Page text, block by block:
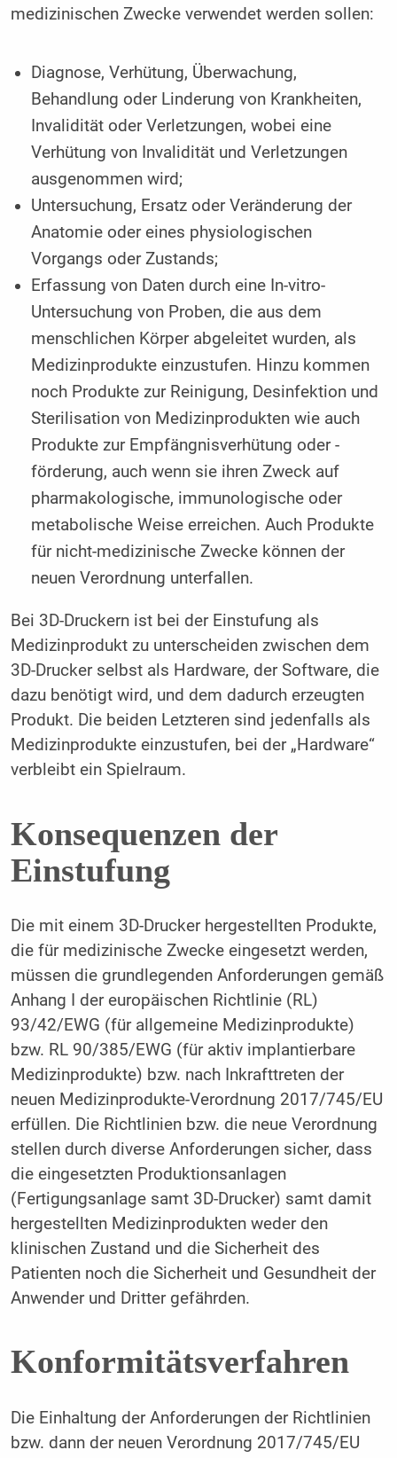
medizinischen Zwecke verwendet werden sollen:
Diagnose, Verhütung, Überwachung,
Behandlung oder Linderung von Krankheiten,
Invalidität oder Verletzungen, wobei eine
Verhütung von Invalidität und Verletzungen
ausgenommen wird;
Untersuchung, Ersatz oder Veränderung der
Anatomie oder eines physiologischen
Vorgangs oder Zustands;
Erfassung von Daten durch eine In-vitro-
Untersuchung von Proben, die aus dem
menschlichen Körper abgeleitet wurden, als
Medizinprodukte einzustufen. Hinzu kommen
noch Produkte zur Reinigung, Desinfektion und
Sterilisation von Medizinprodukten wie auch
Produkte zur Empfängnisverhütung oder -
förderung, auch wenn sie ihren Zweck auf
pharmakologische, immunologische oder
metabolische Weise erreichen. Auch Produkte
für nicht-medizinische Zwecke können der
neuen Verordnung unterfallen.
Bei 3D-Druckern ist bei der Einstufung als
Medizinprodukt zu unterscheiden zwischen dem
3D-Drucker selbst als Hardware, der Software, die
dazu benötigt wird, und dem dadurch erzeugten
Produkt. Die beiden Letzteren sind jedenfalls als
Medizinprodukte einzustufen, bei der „Hardware“
verbleibt ein Spielraum.
Konsequenzen der
Einstufung
Die mit einem 3D-Drucker hergestellten Produkte,
die für medizinische Zwecke eingesetzt werden,
müssen die grundlegenden Anforderungen gemäß
Anhang I der europäischen Richtlinie (RL)
93/42/EWG (für allgemeine Medizinprodukte)
bzw. RL 90/385/EWG (für aktiv implantierbare
Medizinprodukte) bzw. nach Inkrafttreten der
neuen Medizinprodukte-Verordnung 2017/745/EU
erfüllen. Die Richtlinien bzw. die neue Verordnung
stellen durch diverse Anforderungen sicher, dass
die eingesetzten Produktionsanlagen
(Fertigungsanlage samt 3D-Drucker) samt damit
hergestellten Medizinprodukten weder den
klinischen Zustand und die Sicherheit des
Patienten noch die Sicherheit und Gesundheit der
Anwender und Dritter gefährden.
Konformitätsverfahren
Die Einhaltung der Anforderungen der Richtlinien
bzw. dann der neuen Verordnung 2017/745/EU